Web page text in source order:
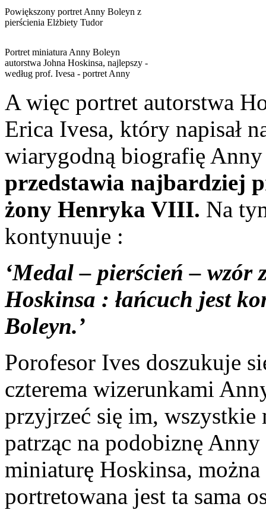
Powiększony portret Anny Boleyn z
pierścienia Elżbiety Tudor
Portret miniatura Anny Boleyn
autorstwa Johna Hoskinsa, najlepszy -
według prof. Ivesa - portret Anny
A więc portret autorstwa
Erica Ivesa, który napisał
wiarygodną biografię
przedstawia najbardziej
żony Henryka VIII. Na
kontynuuje :
‘Medal – pierścień –
Hoskinsa : łańcuch jest
Boleyn.’
Porofesor Ives doszukuje
czterema wizerunkami
przyjrzeć się im, wszystkie
patrząc na podobiznę
miniaturę Hoskinsa,
portretowana jest ta sama